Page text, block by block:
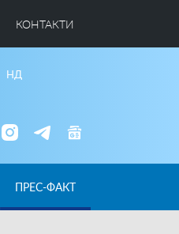
КОНТАКТИ
НД
ПРЕС-ФАКТ